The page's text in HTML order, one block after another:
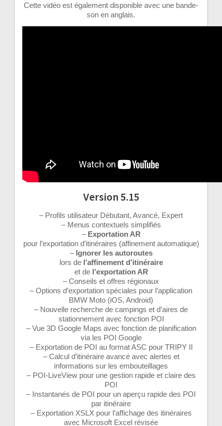
Cette vidéo est également disponible avec une bande-
son en anglais.
Version 5.15
– Profils utilisateur Débutant, Avancé, Expert
– Menus contextuels simplifiés
– Exportation AR
pour l’exportation d’itinéraires (affinement automatique)
– Ignorer les autoroutes
lors de l’affinement d’itinéraire
et de l’exportation AR
– Conseils et offres régionaux
– Options d’exportation spéciales pour l’application
BMW Moto (iOS, Android)
– Nouvelle recherche de campings et d’aires de
stationnement avec fonction POI
– Vue 3D Google Maps avec fonction de planification
via les POI Google
– Exportation de POI au format ASC pour TRIPY II
– Calcul d’itinéraire avancé avec alertes et
informations sur les embouteillages
– POI-LiveView pour une gestion rapide et claire des
POI
– Instantanés de POI pour un aperçu rapide des POI
par itinéraire
– Exportation XSLX pour l’affichage des itinéraires
avec Microsoft Excel révisée